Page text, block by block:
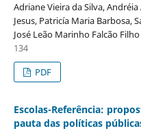
Adriane Vieira da Silva,
Jesus, Patricía Maria Barbosa,
José Leão Marinho Falcão Filho
134
PDF
Escolas-Referência:
pauta das políticas